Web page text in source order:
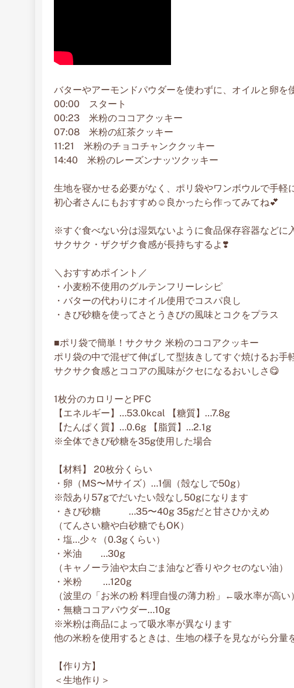
バターやアーモンドパウダーを使わずに、オイルと卵を
00:00 スタート
00:23 米粉のココアクッキー
07:08 米粉の紅茶クッキー
11:21 米粉のチョコチャンククッキー
14:40 米粉のレーズンナッツクッキー
生地を寝かせる必要がなく、ポリ袋やワンボウルで手軽
初心者さんにもおすすめ☺️良かったら作ってみてね💕
※すぐ食べない分は湿気ないように食品保存容器などに
サクサク・ザクザク食感が長持ちするよ❣️
＼おすすめポイント／
・小麦粉不使用のグルテンフリーレシピ
・バターの代わりにオイル使用でコスパ良し
・きび砂糖を使ってさとうきびの風味とコクをプラス
■ポリ袋で簡単！サクサク 米粉のココアクッキー
ポリ袋の中で混ぜて伸ばして型抜きしてすぐ焼けるお手
サクサク食感とココアの風味がクセになるおいしさ😋
1枚分のカロリーとPFC
【エネルギー】…53.0kcal 【糖質】…7.8g
【たんぱく質】…0.6g 【脂質】…2.1g
※全体できび砂糖を35g使用した場合
【材料】 20枚分くらい
・卵（MS〜Мサイズ）…1個（殻なしで50g）
※殻あり57gでだいたい殻なし50gになります
・きび砂糖 …35〜40g 35gだと甘さひかえめ
（てんさい糖や白砂糖でもOK）
・塩…少々（0.3gくらい）
・米油 …30g
（キャノーラ油や太白ごま油など香りやクセのない油）
・米粉 …120g
（波里の「お米の粉 料理自慢の薄力粉」←吸水率が高い）
・無糖ココアパウダー…10g
※米粉は商品によって吸水率が異なります
他の米粉を使用するときは、生地の様子を見ながら分量
【作り方】
＜生地作り＞